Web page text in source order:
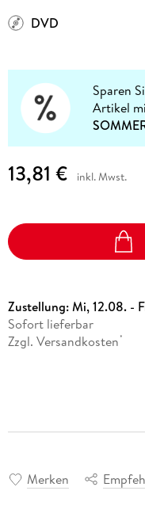
DVD
Sparen
Artikel
13,81 € inkl. Mwst.
Zustellung:Mi, 12.08. -
Sofort lieferbar
Zzgl. Versandkosten *
Merken